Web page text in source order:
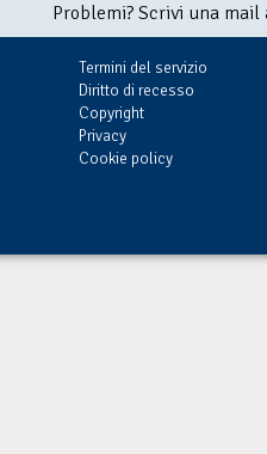
Problemi? Scrivi una
Termini del servizio
Diritto di recesso
Copyright
Privacy
Cookie policy